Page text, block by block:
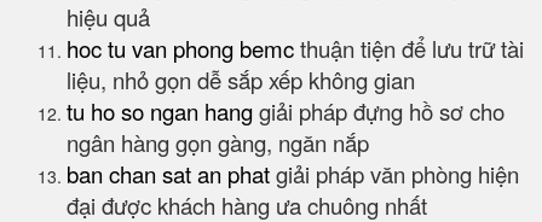
hiệu quả
hoc tu van phong bemcthuận tiện để lưu trữ tài
liệu, nhỏ gọn dễ sắp xếp không gian
tu ho so ngan hanggiải pháp đựng hồ sơ cho
ngân hàng gọn gàng, ngăn nắp
ban chan sat an phatgiải pháp văn phòng hiện
đại được khách hàng ưa chuông nhất